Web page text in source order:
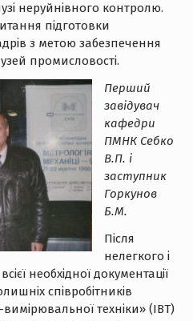
неруйнівного контролю.
підготовки
з метою забезпечення
промисловості.
Перший
завідувач
кафедри
ПМНК Себко
В.П. і
заступник
Горкунов
Б.М.
Після
нелегкого і
необхідної документації
співробітників
техніки» (ІВТ)